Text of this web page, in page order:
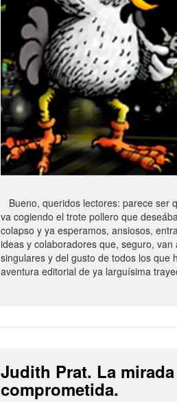
Bueno, queridos lectores: parece ser
va cogiendo el trote pollero que
colapso y ya esperamos, ansiosos,
ideas y colaboradores que, seguro,
singulares y del gusto de todos los que
aventura editorial de ya larguísima
Judith Prat. La mirada
comprometida.